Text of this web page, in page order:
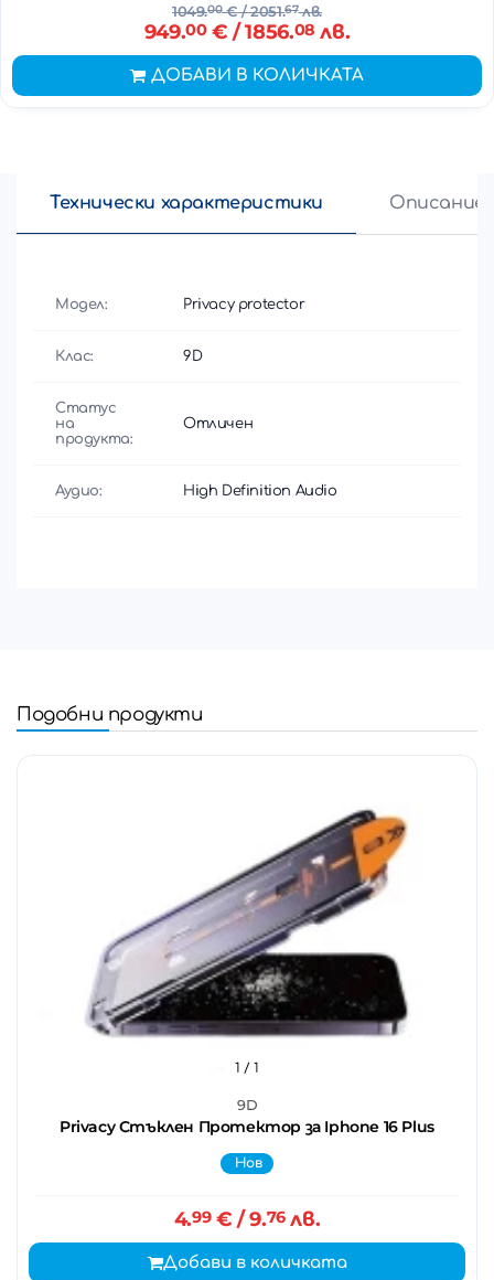
1049.00€/ 2051.67лв.
949.00€ / 1856.08 лв.
ДОБАВИ В КОЛИЧКАТА
Технически характеристики Описание
Модел: Privacy protector
Клас: 9D
Статус
на
продукта:
Отличен
Аудио: High Definition Audio
Подобни продукти
9D
Privacy Стъклен Протектор за Iphone 16 Plus
1 / 1
Нов
4.99€ / 9.76лв.
Добави в количката